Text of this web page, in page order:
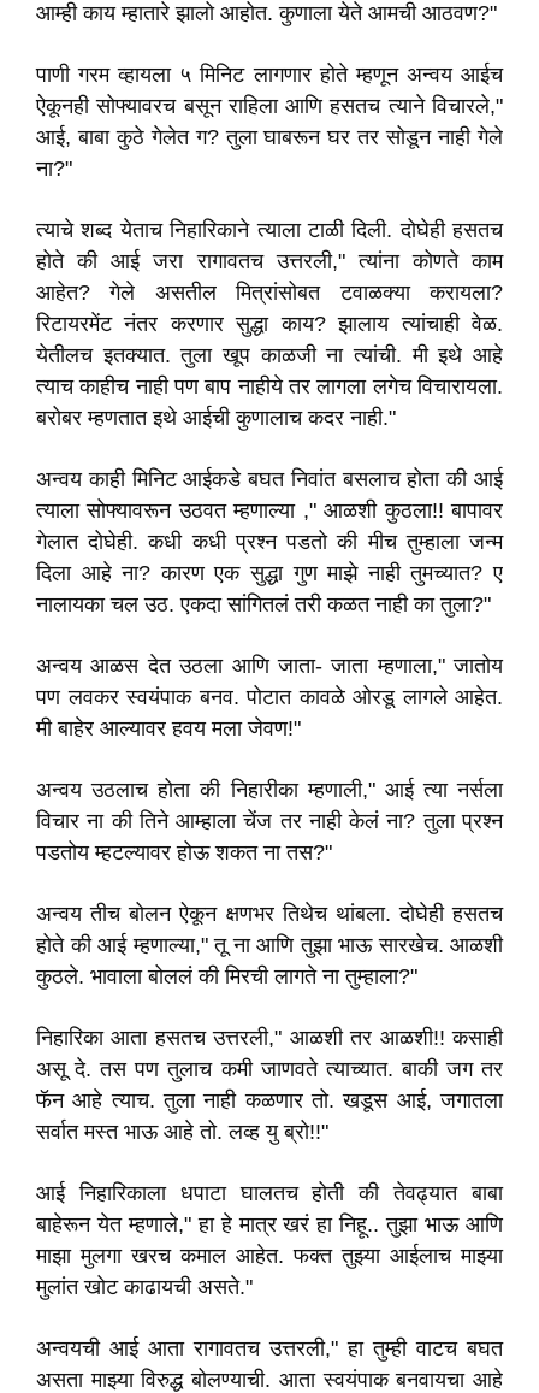
आम्ही काय म्हातारे झालो आहोत. कुणाला येते आमची आठवण?"
पाणी गरम व्हायला ५ मिनिट लागणार होते म्हणून अन्वय आईच
ऐकूनही सोफ्यावरच बसून राहिला आणि हसतच त्याने विचारले,"
आई, बाबा कुठे गेलेत ग? तुला घाबरून घर तर सोडून नाही गेले
ना?"
त्याचे शब्द येताच निहारिकाने त्याला टाळी दिली. दोघेही हसतच
होते की आई जरा रागावतच उत्तरली," त्यांना कोणते काम
आहेत? गेले असतील मित्रांसोबत टवाळक्या करायला?
रिटायरमेंट नंतर करणार सुद्धा काय? झालाय त्यांचाही वेळ.
येतीलच इतक्यात. तुला खूप काळजी ना त्यांची. मी इथे आहे
त्याच काहीच नाही पण बाप नाहीये तर लागला लगेच विचारायला.
बरोबर म्हणतात इथे आईची कुणालाच कदर नाही."
अन्वय काही मिनिट आईकडे बघत निवांत बसलाच होता की आई
त्याला सोफ्यावरून उठवत म्हणाल्या ," आळशी कुठला!! बापावर
गेलात दोघेही. कधी कधी प्रश्न पडतो की मीच तुम्हाला जन्म
दिला आहे ना? कारण एक सुद्धा गुण माझे नाही तुमच्यात? ए
नालायका चल उठ. एकदा सांगितलं तरी कळत नाही का तुला?"
अन्वय आळस देत उठला आणि जाता- जाता म्हणाला," जातोय
पण लवकर स्वयंपाक बनव. पोटात कावळे ओरडू लागले आहेत.
मी बाहेर आल्यावर हवय मला जेवण!"
अन्वय उठलाच होता की निहारीका म्हणाली," आई त्या नर्सला
विचार ना की तिने आम्हाला चेंज तर नाही केलं ना? तुला प्रश्न
पडतोय म्हटल्यावर होऊ शकत ना तस?"
अन्वय तीच बोलन ऐकून क्षणभर तिथेच थांबला. दोघेही हसतच
होते की आई म्हणाल्या," तू ना आणि तुझा भाऊ सारखेच. आळशी
कुठले. भावाला बोललं की मिरची लागते ना तुम्हाला?"
निहारिका आता हसतच उत्तरली," आळशी तर आळशी!! कसाही
असू दे. तस पण तुलाच कमी जाणवते त्याच्यात. बाकी जग तर
फॅन आहे त्याच. तुला नाही कळणार तो. खडूस आई, जगातला
सर्वात मस्त भाऊ आहे तो. लव्ह यु ब्रो!!"
आई निहारिकाला धपाटा घालतच होती की तेवढ्यात बाबा
बाहेरून येत म्हणाले," हा हे मात्र खरं हा निहू.. तुझा भाऊ आणि
माझा मुलगा खरच कमाल आहेत. फक्त तुझ्या आईलाच माझ्या
मुलांत खोट काढायची असते."
अन्वयची आई आता रागावतच उत्तरली," हा तुम्ही वाटच बघत
असता माझ्या विरुद्ध बोलण्याची. आता स्वयंपाक बनवायचा आहे